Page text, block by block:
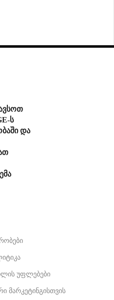
ს
და
უფლებები
მარკეტინგისთვის